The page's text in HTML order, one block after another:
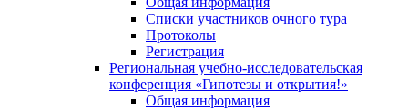
Списки участников очного тура
Протоколы
Регистрация
Региональная учебно-исследовательская
конференция «Гипотезы и открытия!»
Общая информация